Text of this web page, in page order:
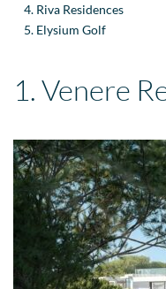
Riva Residences
Elysium Golf
1. Venere